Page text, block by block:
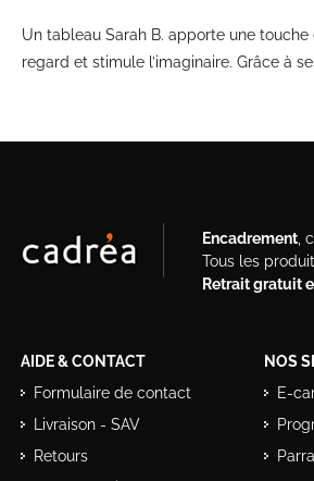
Un tableau Sarah B. apporte une
regard et stimule l’imaginaire. Grâce à
Encadrement,
Tous les
Retrait gratuit
AIDE & CONTACT
Formulaire de contact
Livraison - SAV
Retours
NOS
E-